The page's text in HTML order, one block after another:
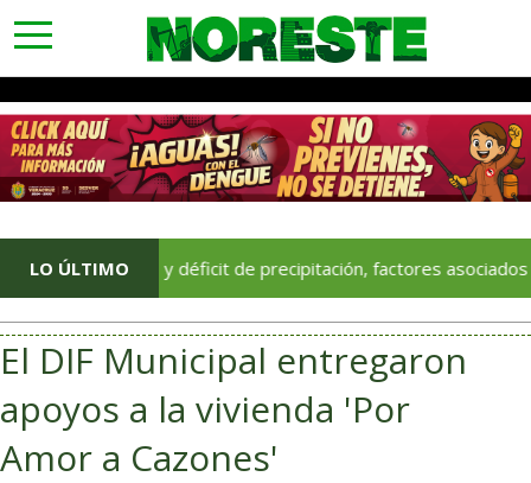
toggle
navigation
LO ÚLTIMOy déficit de precipitación, factores asociados a
El DIF Municipal entregaron
apoyos a la vivienda 'Por
Amor a Cazones'